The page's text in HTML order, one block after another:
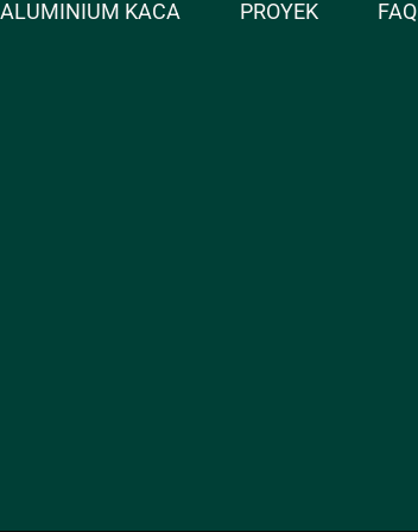
ALUMINIUM KACA PROYEK FAQ